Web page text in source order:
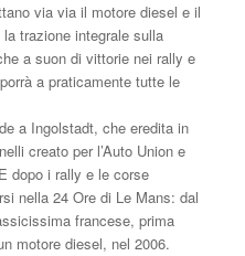
via via il motore diesel e il
trazione integrale sulla
a suon di vittorie nei rally e
a praticamente tutte le
a Ingolstadt, che eredita in
creato per l’Auto Union e
dopo i rally e le corse
nella 24 Ore di Le Mans: dal
francese, prima
motore diesel, nel 2006.